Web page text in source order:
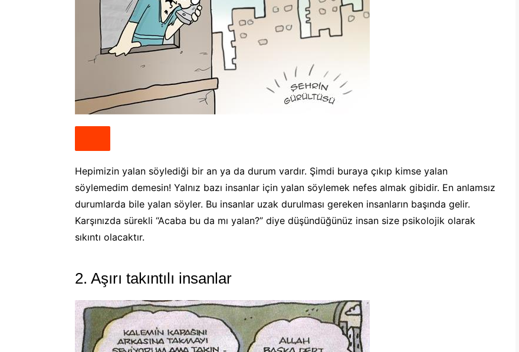
Hepimizin yalan söylediği bir an ya da durum vardır. Şimdi buraya çıkıp kimse yalan
söylemedim demesin! Yalnız bazı insanlar için yalan söylemek nefes almak gibidir. En anlamsız
durumlarda bile yalan söyler. Bu insanlar uzak durulması gereken insanların başında gelir.
Karşınızda sürekli “Acaba bu da mı yalan?” diye düşündüğünüz insan size psikolojik olarak
sıkıntı olacaktır.
2. Aşırı takıntılı insanlar